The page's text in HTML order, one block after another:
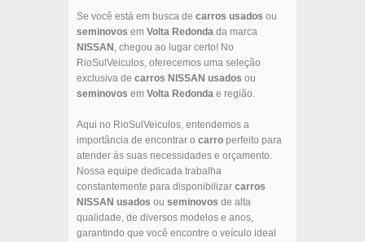
Se você está em busca de carros usados ou
seminovos em Volta Redonda da marca
NISSAN , chegou ao lugar certo! No
RioSulVeiculos, oferecemos uma seleção
exclusiva de carros NISSAN usados ou
seminovos em Volta Redonda e região.
Aqui no RioSulVeiculos, entendemos a
importância de encontrar o carro perfeito para
atender às suas necessidades e orçamento.
Nossa equipe dedicada trabalha
constantemente para disponibilizar carros
NISSAN usados ou seminovos de alta
qualidade, de diversos modelos e anos,
garantindo que você encontre o veículo ideal